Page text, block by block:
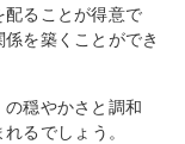
配ることが得意で
を築くことができ
の穏やかさと調和
るでしょう。